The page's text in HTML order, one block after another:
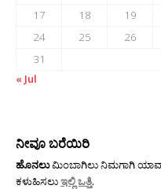
17
18 19
24
25 26
31
« Jul
ನೀವೂ ಬರೆಯಿರಿ
ಹೊನಲುಮಿಂಬಾಗಿಲು ನಿಮಗಾಗಿ
ಕಳುಹಿಸಲುಇಲ್ಲಿ ಒತ್ತಿ.